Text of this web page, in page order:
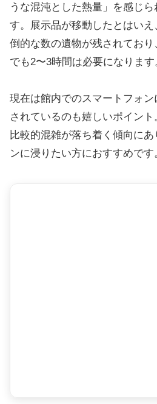
うな混沌とした熱量」を感じ
す。展示品が移動したとはい
倒的な数の遺物が残されてお
でも2〜3時間は必要になります
現在は館内でのスマートフォ
されているのも嬉しいポイン
比較的混雑が落ち着く傾向に
ンに浸りたい方におすすめです